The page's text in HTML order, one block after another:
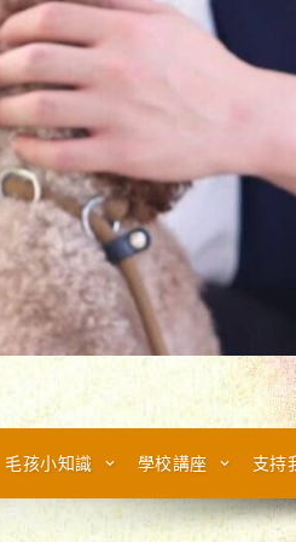
毛孩小知識 學校講座 支持